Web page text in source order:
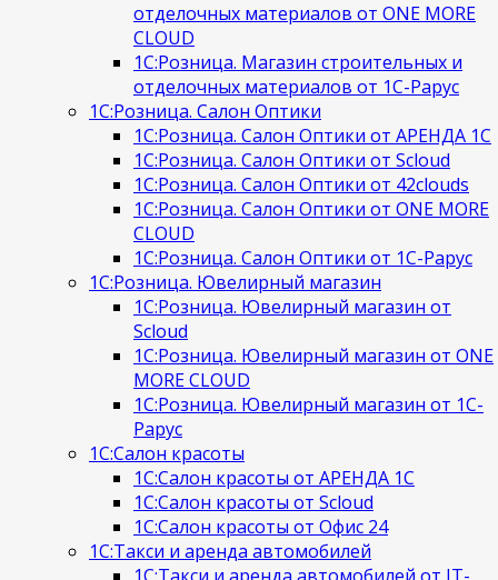
отделочных материалов от ONE MORE
CLOUD
1С:Розница. Магазин строительных и
отделочных материалов от 1С-Рарус
1С:Розница. Салон Оптики
1С:Розница. Салон Оптики от АРЕНДА 1С
1С:Розница. Салон Оптики от Scloud
1С:Розница. Салон Оптики от 42clouds
1С:Розница. Салон Оптики от ONE MORE
CLOUD
1С:Розница. Салон Оптики от 1С-Рарус
1С:Розница. Ювелирный магазин
1С:Розница. Ювелирный магазин от
Scloud
1С:Розница. Ювелирный магазин от ONE
MORE CLOUD
1С:Розница. Ювелирный магазин от 1С-
Рарус
1С:Салон красоты
1С:Салон красоты от АРЕНДА 1С
1С:Салон красоты от Scloud
1С:Салон красоты от Офис 24
1С:Такси и аренда автомобилей